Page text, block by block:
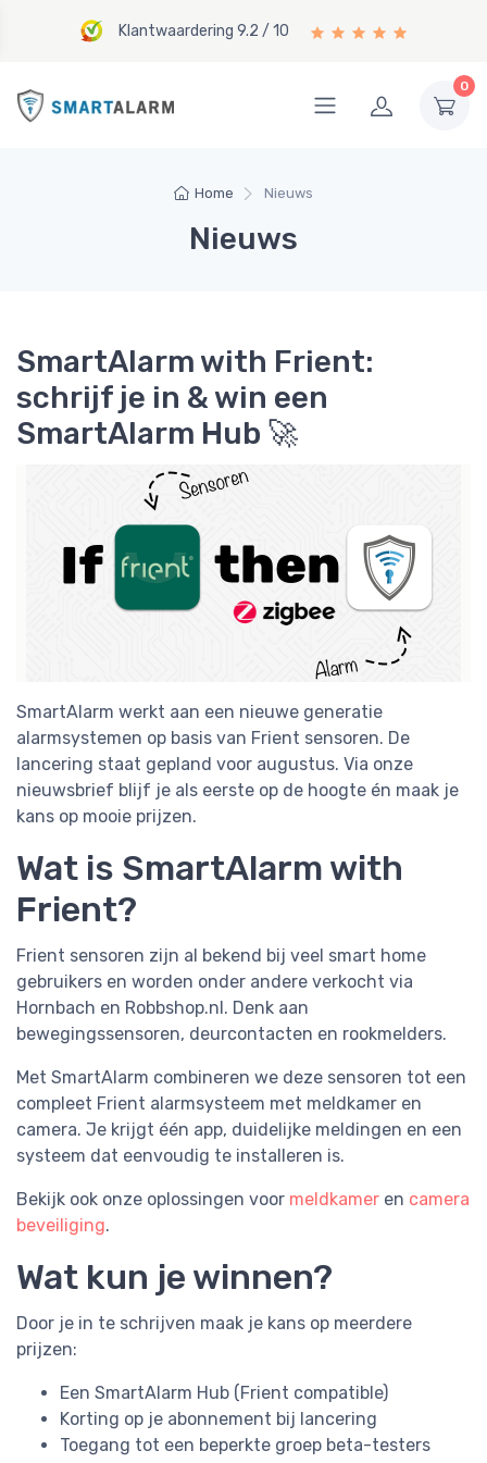
Klantwaardering 9.2 / 10
0
Home Nieuws
Nieuws
SmartAlarm with Frient:
schrijf je in & win een
SmartAlarm Hub 🚀
SmartAlarm werkt aan een nieuwe generatie
alarmsystemen op basis van Frient sensoren. De
lancering staat gepland voor augustus. Via onze
nieuwsbrief blijf je als eerste op de hoogte én maak je
kans op mooie prijzen.
Wat is SmartAlarm with
Frient?
Frient sensoren zijn al bekend bij veel smart home
gebruikers en worden onder andere verkocht via
Hornbach en Robbshop.nl. Denk aan
bewegingssensoren, deurcontacten en rookmelders.
Met SmartAlarm combineren we deze sensoren tot een
compleet Frient alarmsysteem met meldkamer en
camera. Je krijgt één app, duidelijke meldingen en een
systeem dat eenvoudig te installeren is.
Bekijk ook onze oplossingen voor meldkamer en camera
beveiliging.
Wat kun je winnen?
Door je in te schrijven maak je kans op meerdere
prijzen:
Een SmartAlarm Hub (Frient compatible)
Korting op je abonnement bij lancering
Toegang tot een beperkte groep beta-testers